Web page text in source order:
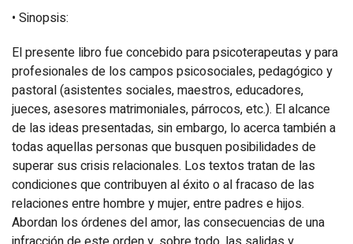
• Sinopsis:
El presente libro fue concebido para psicoterapeutas y para
profesionales de los campos psicosociales, pedagógico y
pastoral (asistentes sociales, maestros, educadores,
jueces, asesores matrimoniales, párrocos, etc.). El alcance
de las ideas presentadas, sin embargo, lo acerca también a
todas aquellas personas que busquen posibilidades de
superar sus crisis relacionales. Los textos tratan de las
condiciones que contribuyen al éxito o al fracaso de las
relaciones entre hombre y mujer, entre padres e hijos.
Abordan los órdenes del amor, las consecuencias de una